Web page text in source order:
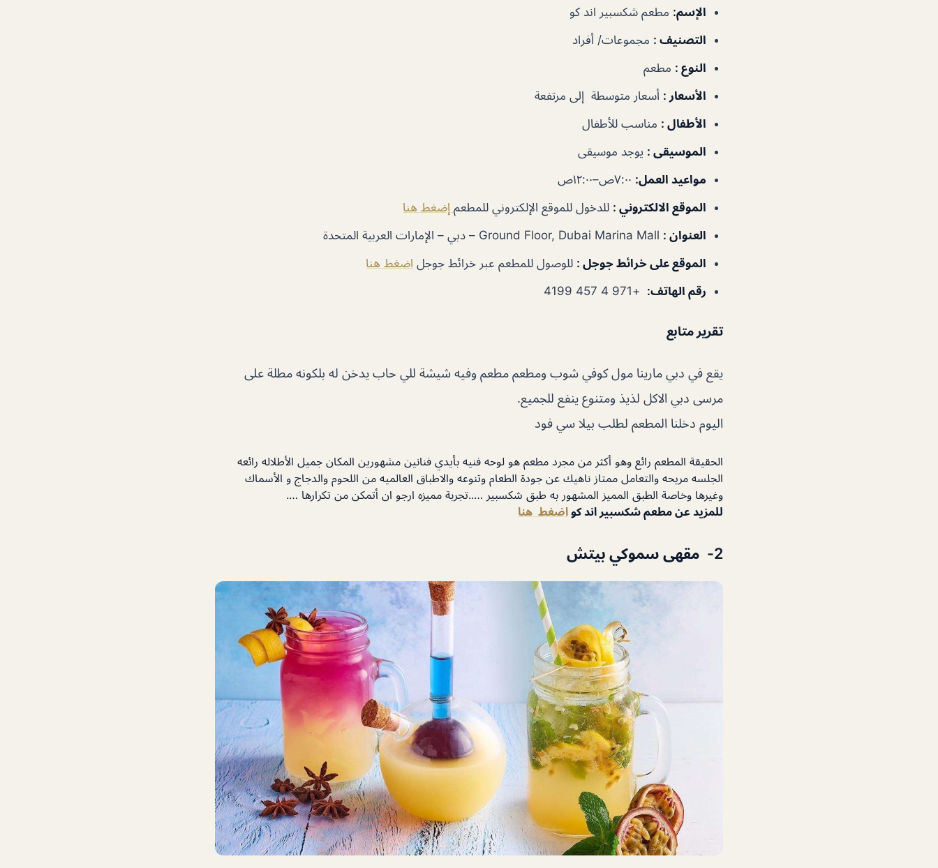
الإسم: مطعم شكسبير اند كو
التصنيف : مجموعات/ أفراد
النوع : مطعم
الأسعار : أسعار متوسطة إلى مرتفعة
الأطفال : مناسب للأطفال
الموسيقى : يوجد موسيقى
مواعيد العمل:
الموقع الالكتروني : للدخول للموقع الإلكتروني للمطعم إضغط هنا
العنوان :
الموقع على خرائط جوجل : للوصول للمطعم عبر خرائط جوجل اضغط هنا
رقم الهاتف:
+971 4 457 4199
تقرير متابع
يقع في دبي مارينا مول كوفي شوب ومطعم مطعم وفيه شيشة للي حاب يدخن له بلكونه مطلة على
مرسى دبي الاكل لذيذ ومتنوع ينفع للجميع.
اليوم دخلنا المطعم لطلب بيلا سي فود
الحقيقة المطعم رائع وهو أكثر من مجرد مطعم هو لوحه فنيه بأيدي فنانين مشهورين المكان جميل الأطلاله رائعه
الجلسه مريحه والتعامل ممتاز ناهيك عن جودة الطعام وتنوعه والاطباق العالميه من اللحوم والدجاج و الأسماك
وغيرها وخاصة الطبق المميز المشهور به طبق شكسبير …..تجربة مميزه ارجو ان أتمكن من تكرارها ….
للمزيد عن مطعم شكسبير اند كو اضغط هنا
2- مقهى سموكي بيتش